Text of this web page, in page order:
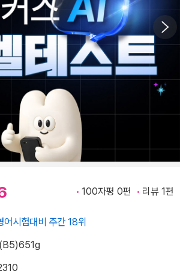
100자평 0편 리뷰 1편
어시험대비 주간 18위
651g